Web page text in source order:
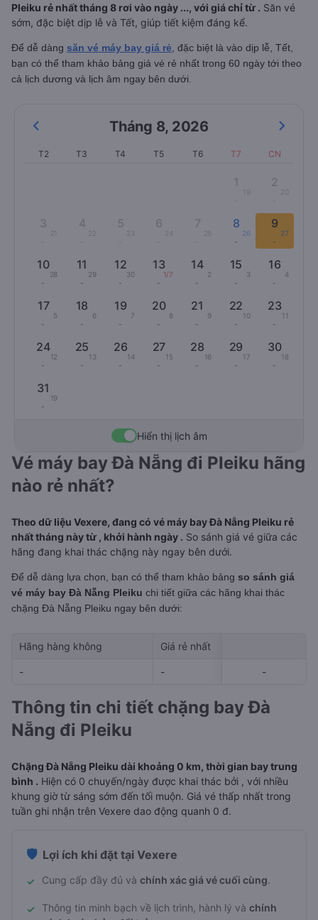
Pleiku rẻ nhất tháng 8 rơi vào ngày ..., với giá chỉ từ . Săn vé
sớm, đặc biệt dịp lễ và Tết, giúp tiết kiệm đáng kể.
Để dễ dàng săn vé máy bay giá rẻ , đặc biệt là vào dịp lễ, Tết,
bạn có thể tham khảo bảng giá vé rẻ nhất trong 60 ngày tới theo
cả lịch dương và lịch âm ngay bên dưới.
Tháng 8, 2026
T2 T3 T4 T5 T6 T7 CN
1
19
2
3
21
4 5 6
24
7
25
8
26
-
9
27
-
10
28
-
11
29
-
12
30
-
13
1/7
-
14
2
-
15
3
-
16
4
-
17
5
-
18
6
-
19
7
-
20
8
-
21
9
-
22
10
-
23
11
-
24
12
-
25
13
-
26
14
-
27
15
-
28
16
-
29
17
-
30
18
-
31
19
-
Hiển thị lịch âm
Vé máy bay Đà Nẵng đi Pleiku hãng
nào rẻ nhất?
Theo dữ liệu Vexere, đang có vé máy bay Đà Nẵng Pleiku rẻ
nhất tháng này từ , khởi hành ngày . So sánh giá vé giữa các
hãng đang khai thác chặng này ngay bên dưới.
Để dễ dàng lựa chọn, bạn có thể tham khảo bảng so sánh giá
vé máy bay Đà Nẵng Pleiku chi tiết giữa các hãng khai thác
chặng Đà Nẵng Pleiku ngay bên dưới:
Hãng hàng không Giá rẻ nhất
- - -
-
Thông tin chi tiết chặng bay Đà
Nẵng đi Pleiku
Chặng Đà Nẵng Pleiku dài khoảng 0 km, thời gian bay trung
bình . Hiện có 0 chuyến/ngày được khai thác bởi , với nhiều
khung giờ từ sáng sớm đến tối muộn. Giá vé thấp nhất trong
tuần ghi nhận trên Vexere dao động quanh 0 đ.
🛡️ Lợi ích khi đặt tại Vexere
✓ Cung cấp đầy đủ và chính xác giá vé cuối cùng.
✓ Thông tin minh bạch về lịch trình, hành lý và chính